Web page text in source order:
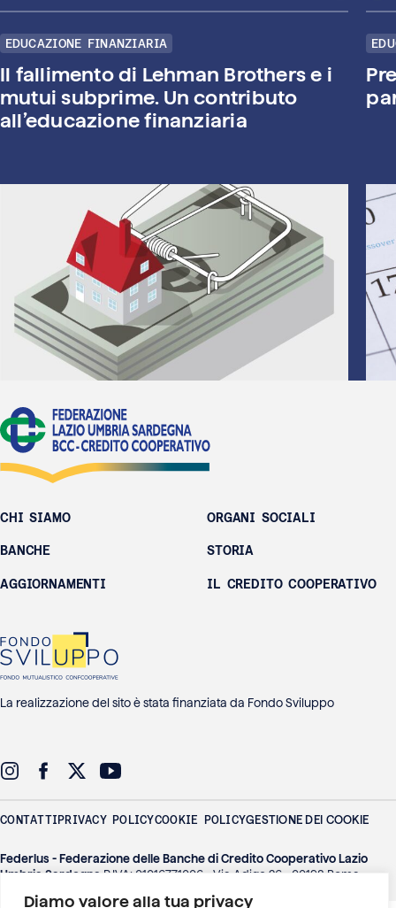
Diamo valore alla tua privacy
EDUCAZIONE FINANZIARIA
Il fallimento di Lehman Brothers e i
mutui subprime. Un contributo
all’educazione finanziaria
CHI SIAMO
BANCHE
AGGIORNAMENTI
ORGANI SOCIALI
STORIA
IL CREDITO COOPERATIVO
La realizzazione del sito è stata finanziata da Fondo Sviluppo
CONTATTI PRIVACY POLICYCOOKIE POLICYGESTIONE DEI COOKIE
Federlus - Federazione delle Banche di Credito Cooperativo Lazio
Umbria Sardegna P.IVA: 01016771006 - Via Adige 26 - 00198 Roma